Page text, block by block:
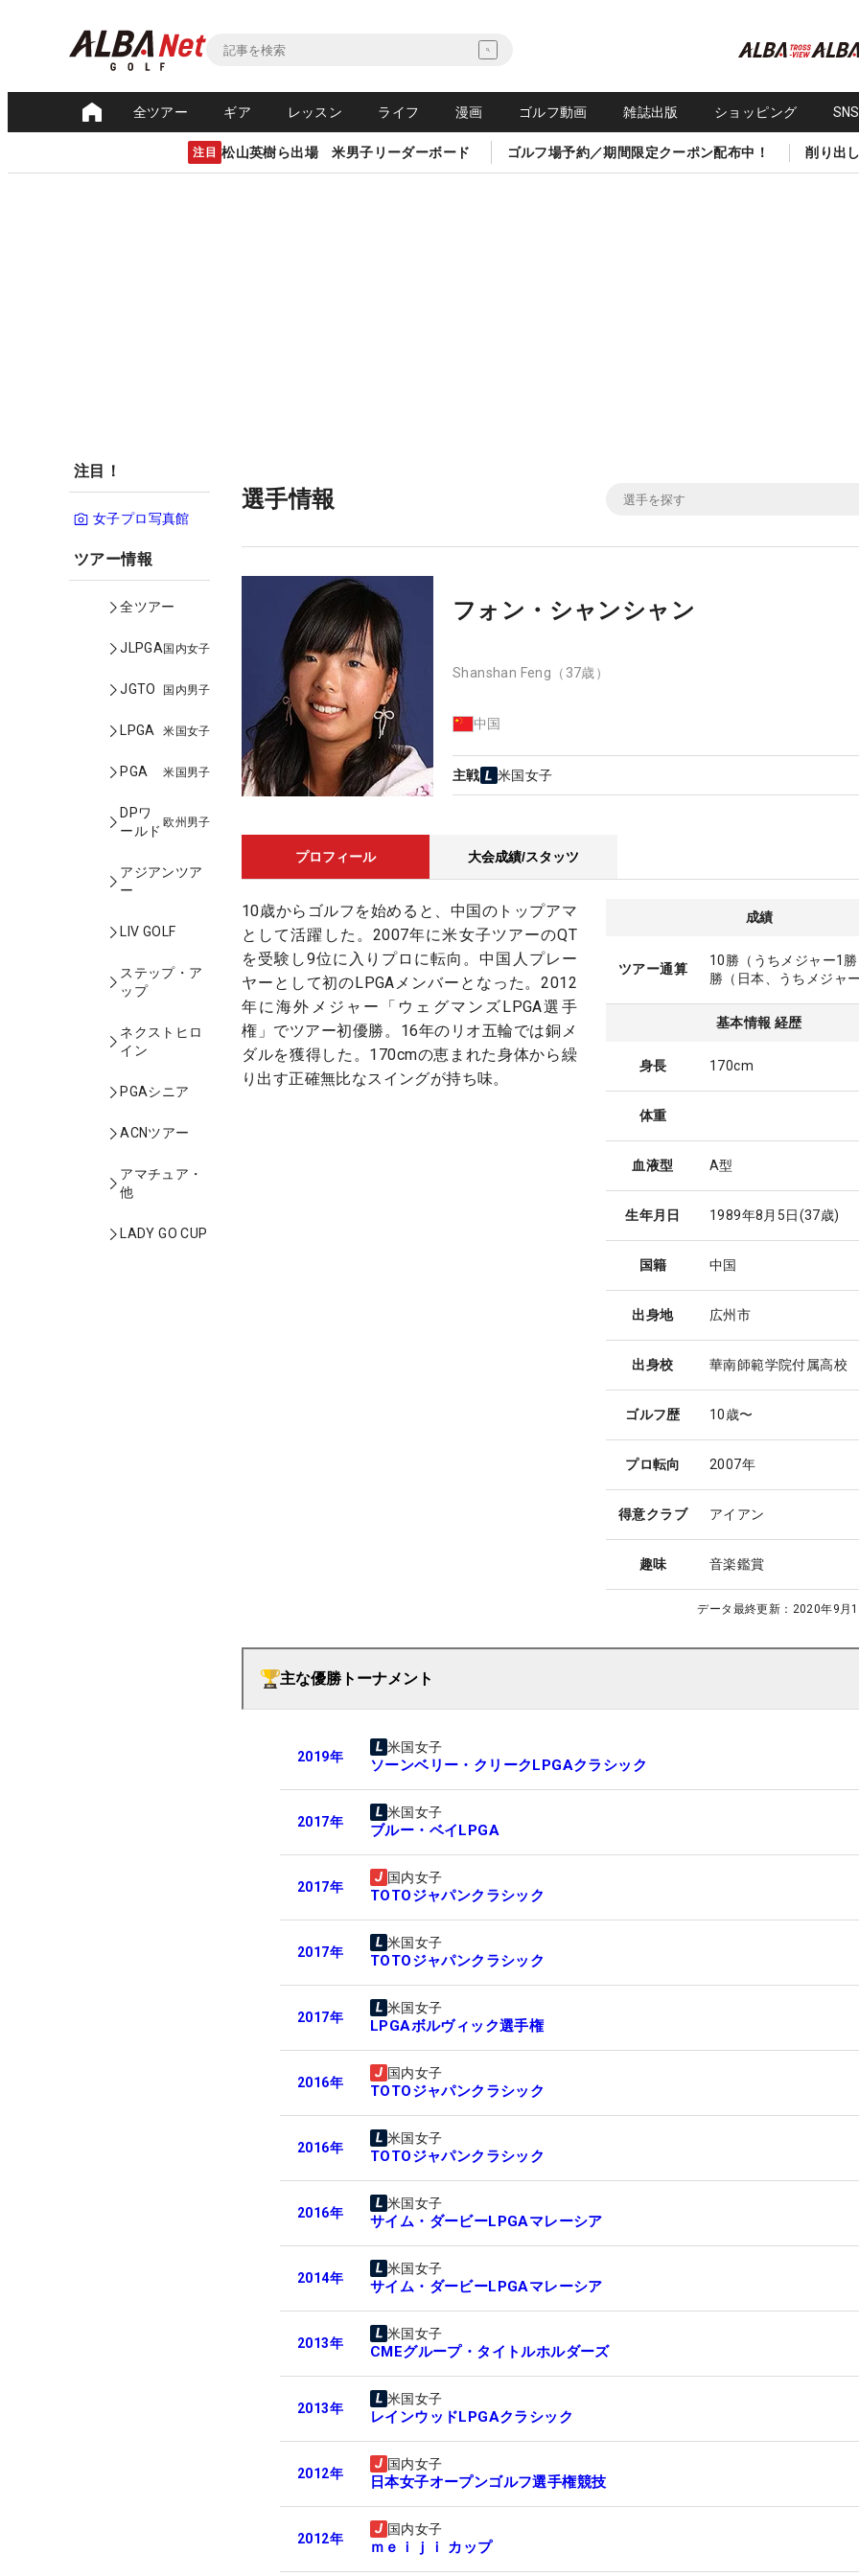
全ツアー ギア レッスン ライフ 漫画 ゴルフ動画 雑誌出版 ショッピング
注目 松山英樹ら出場 米男子リーダーボード ゴルフ場予約／期間限定クーポン配布中！ 削り出
注目！
女子プロ写真館
ツアー情報
全ツアー
JLPGA国内女子
JGTO 国内男子
LPGA 米国女子
PGA 米国男子
DPワ
ールド
欧州男子
アジアンツア
ー
LIV GOLF
ステップ・ア
ップ
ネクストヒロ
イン
PGAシニア
ACNツアー
アマチュア・
他
LADY GO CUP
選手情報
フォン・シャンシャン
Shanshan Feng （37歳）
中国
主戦 米国女子
プロフィール 大会成績/スタッツ
成績
ツアー通算
10勝（うちメジャー1
勝（日本、うちメジャー
基本情報 経歴
身長 170cm
体重
血液型 A型
生年月日 1989年8月5日(37歳)
国籍 中国
出身地 広州市
出身校 華南師範学院付属高校
ゴルフ歴 10歳〜
プロ転向 2007年
得意クラブ アイアン
趣味 音楽鑑賞
データ最終更新： 2020年9月
10歳からゴルフを始めると、中国のトップアマ
として活躍した。2007年に米女子ツアーのQT
を受験し9位に入りプロに転向。中国人プレー
ヤーとして初のLPGAメンバーとなった。2012
年に海外メジャー「ウェグマンズLPGA選手
権」でツアー初優勝。16年のリオ五輪では銅メ
ダルを獲得した。170cmの恵まれた身体から繰
り出す正確無比なスイングが持ち味。
主な優勝トーナメント
2019年
米国女子
ソーンベリー・クリークLPGAクラシック
2017年
米国女子
ブルー・ベイLPGA
2017年
国内女子
TOTOジャパンクラシック
2017年
米国女子
TOTOジャパンクラシック
2017年
米国女子
LPGAボルヴィック選手権
2016年
国内女子
TOTOジャパンクラシック
2016年
米国女子
TOTOジャパンクラシック
2016年
米国女子
サイム・ダービーLPGAマレーシア
2014年
米国女子
サイム・ダービーLPGAマレーシア
2013年
米国女子
CMEグループ・タイトルホルダーズ
2013年
米国女子
レインウッドLPGAクラシック
2012年
国内女子
日本女子オープンゴルフ選手権競技
2012年
国内女子
ｍｅｉｊｉ カップ